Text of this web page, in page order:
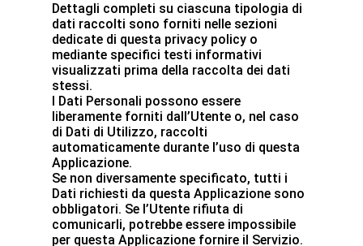
Dettagli completi su ciascuna tipologia di
dati raccolti sono forniti nelle sezioni
dedicate di questa privacy policy o
mediante specifici testi informativi
visualizzati prima della raccolta dei dati
stessi.
I Dati Personali possono essere
liberamente forniti dall’Utente o, nel caso
di Dati di Utilizzo, raccolti
automaticamente durante l’uso di questa
Applicazione.
Se non diversamente specificato, tutti i
Dati richiesti da questa Applicazione sono
obbligatori. Se l’Utente rifiuta di
comunicarli, potrebbe essere impossibile
per questa Applicazione fornire il Servizio.